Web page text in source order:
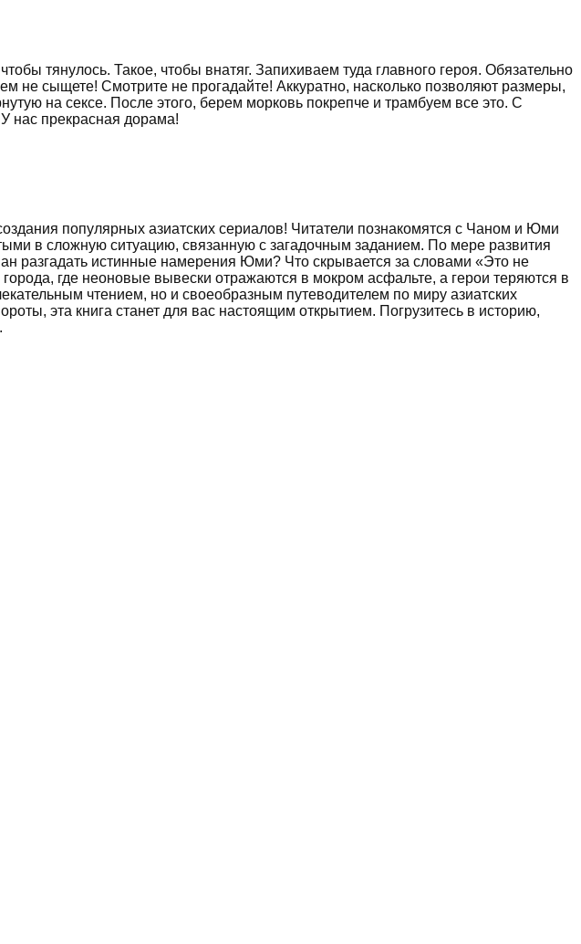
тянулось. Такое, чтобы внатяг. Запихиваем туда главного героя. Обязательно
не сыщете! Смотрите не прогадайте! Аккуратно, насколько позволяют размеры,
на сексе. После этого, берем морковь покрепче и трамбуем все это. С
нас прекрасная дорама!
популярных азиатских сериалов! Читатели познакомятся с Чаном и Юми
в сложную ситуацию, связанную с загадочным заданием. По мере развития
разгадать истинные намерения Юми? Что скрывается за словами «Это не
где неоновые вывески отражаются в мокром асфальте, а герои теряются в
чтением, но и своеобразным путеводителем по миру азиатских
эта книга станет для вас настоящим открытием. Погрузитесь в историю,